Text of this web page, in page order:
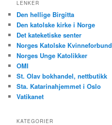
LENKER
Den hellige Birgitta
Den katolske kirke i Norge
Det kateketiske senter
Norges Katolske Kvinneforbund
Norges Unge Katolikker
OMI
St. Olav bokhandel, nettbutikk
Sta. Katarinahjemmet i Oslo
Vatikanet
KATEGORIER